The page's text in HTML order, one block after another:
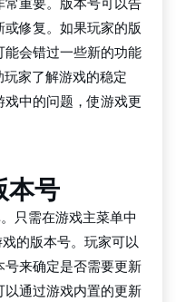
修复。如果玩家的版
会错过一些新的功能
家了解游戏的稳定
中的问题，使游戏更
本号
只需在游戏主菜单中
的版本号。玩家可以
来确定是否需要更新
通过游戏内置的更新